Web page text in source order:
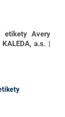
etikety Avery
a.s. |